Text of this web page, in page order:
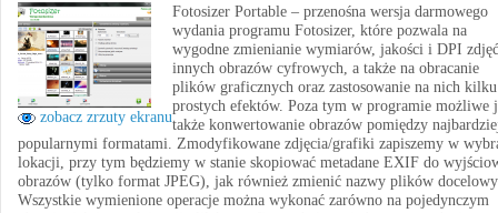
zobacz zrzuty ekranu
Fotosizer Portable – przenośna wersja darmowego
wydania programu Fotosizer, które pozwala na
wygodne zmienianie wymiarów, jakości i DPI
innych obrazów cyfrowych, a także na obracanie
plików graficznych oraz zastosowanie na nich kilku
prostych efektów. Poza tym w programie możliwe
także konwertowanie obrazów pomiędzy
popularnymi formatami. Zmodyfikowane zdjęcia/grafiki zapiszemy w
lokacji, przy tym będziemy w stanie skopiować metadane EXIF do
obrazów (tylko format JPEG), jak również zmienić nazwy plików
Wszystkie wymienione operacje można wykonać zarówno na pojedynczym